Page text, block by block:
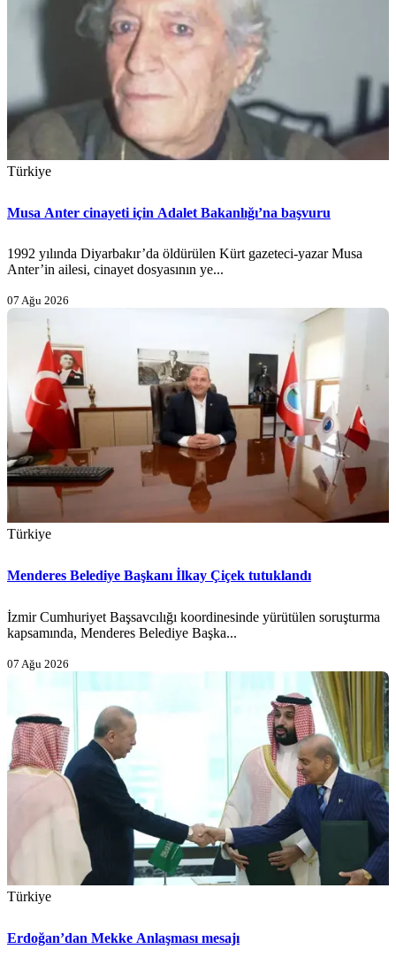
Türkiye
Musa Anter cinayeti için Adalet Bakanlığı’na başvuru
1992 yılında Diyarbakır’da öldürülen Kürt gazeteci-yazar Musa
Anter’in ailesi, cinayet dosyasının ye...
07 Ağu 2026
Türkiye
Menderes Belediye Başkanı İlkay Çiçek tutuklandı
İzmir Cumhuriyet Başsavcılığı koordinesinde yürütülen soruşturma
kapsamında, Menderes Belediye Başka...
07 Ağu 2026
Türkiye
Erdoğan’dan Mekke Anlaşması mesajı